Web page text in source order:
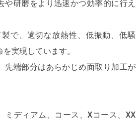
や研磨をより迅速かつ効率的に行え
で、適切な放熱性、低振動、低騒
実現しています。
先端部分はあらかじめ面取り加工が
ミディアム、コース、Xコース、XX